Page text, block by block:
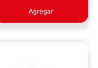
Agregar